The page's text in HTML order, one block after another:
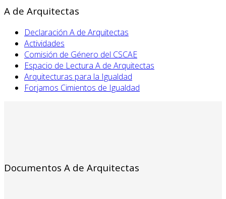
A de Arquitectas
Declaración A de Arquitectas
Actividades
Comisión de Género del CSCAE
Espacio de Lectura A de Arquitectas
Arquitecturas para la Igualdad
Forjamos Cimientos de Igualdad
Documentos A de Arquitectas